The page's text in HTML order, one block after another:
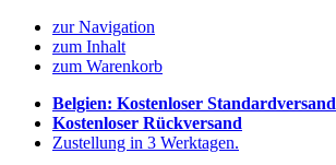
zur Navigation
zum Inhalt
zum Warenkorb
Belgien: Kostenloser Standardversand
Kostenloser Rückversand
Zustellung in 3 Werktagen.